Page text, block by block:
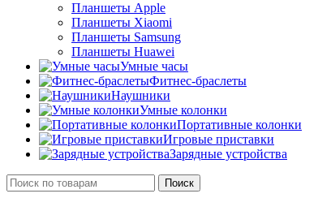
Планшеты Apple
Планшеты Xiaomi
Планшеты Samsung
Планшеты Huawei
Умные часы
Фитнес-браслеты
Наушники
Умные колонки
Портативные колонки
Игровые приставки
Зарядные устройства
Поиск